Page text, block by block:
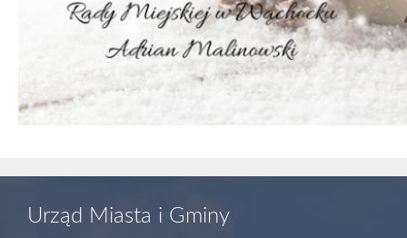
Urząd Miasta i Gminy